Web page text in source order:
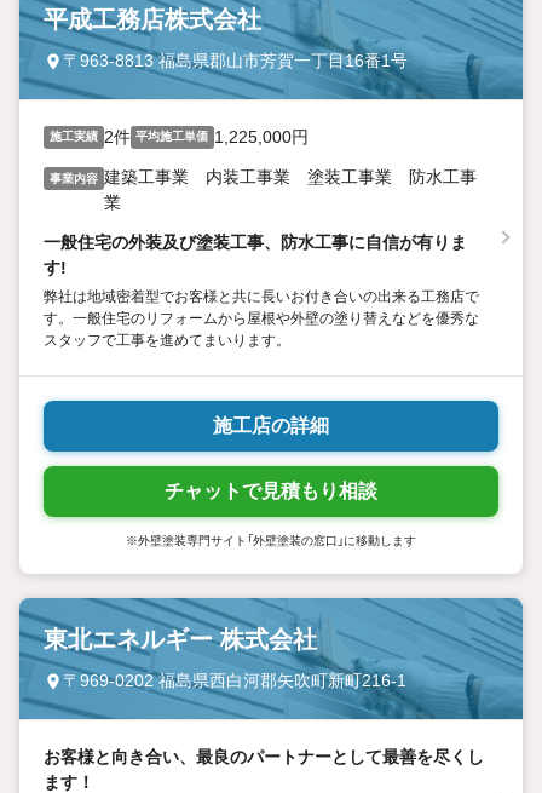
平成工務店株式会社
〒963-8813 福島県郡山市芳賀一丁目16番1号
施工実績 2件 平均施工単価 1,225,000円
事業内容 建築工事業 内装工事業 塗装工事業 防水工事
業
一般住宅の外装及び塗装工事、防水工事に自信が有りま
す!
弊社は地域密着型でお客様と共に長いお付き合いの出来る工務店で
す。一般住宅のリフォームから屋根や外壁の塗り替えなどを優秀な
スタッフで工事を進めてまいります。
施工店の詳細
チャットで見積もり相談
※外壁塗装専門サイト「外壁塗装の窓口」に移動します
東北エネルギー 株式会社
〒969-0202 福島県西白河郡矢吹町新町216-1
お客様と向き合い、最良のパートナーとして最善を尽くし
ます！